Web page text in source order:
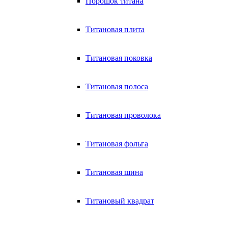
Титановая плита
Титановая поковка
Титановая полоса
Титановая проволока
Титановая фольга
Титановая шина
Титановый квадрат